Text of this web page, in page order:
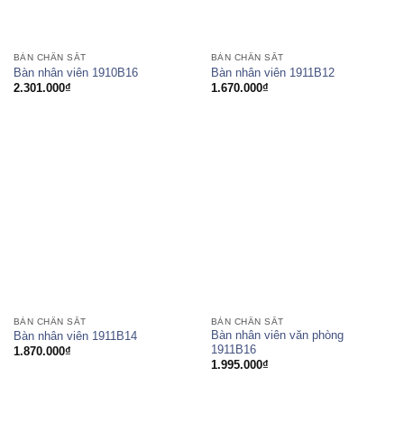
BÀN CHÂN SẮT
Bàn nhân viên 1910B16
2.301.000₫
BÀN CHÂN SẮT
Bàn nhân viên 1911B12
1.670.000₫
BÀN CHÂN SẮT
Bàn nhân viên 1911B14
1.870.000₫
BÀN CHÂN SẮT
Bàn nhân viên văn phòng
1911B16
1.995.000₫